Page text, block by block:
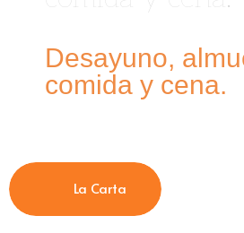
Desayuno,
comida y cena.
La Carta